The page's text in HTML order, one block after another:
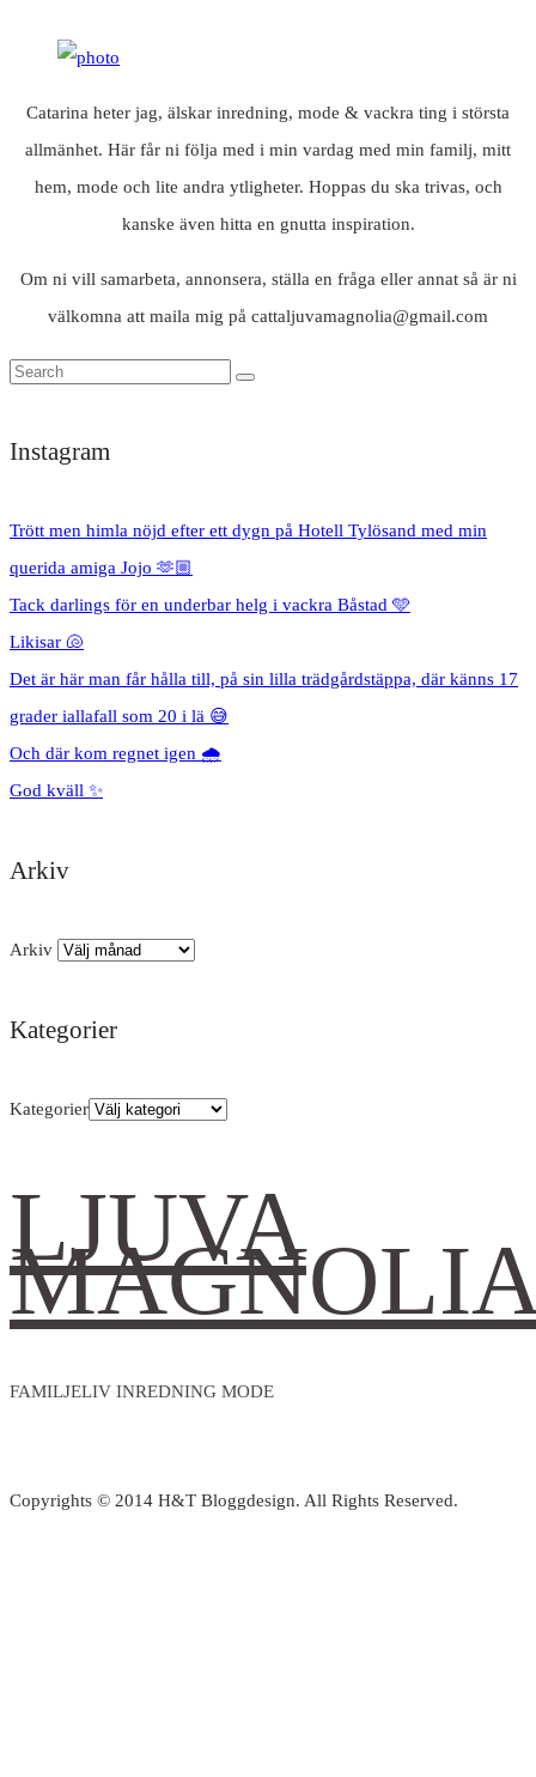
Catarina heter jag, älskar inredning, mode & vackra ting i största
allmänhet. Här får ni följa med i min vardag med min familj, mitt
hem, mode och lite andra ytligheter. Hoppas du ska trivas, och
kanske även hitta en gnutta inspiration.
Om ni vill samarbeta, annonsera, ställa en fråga eller annat så är ni
välkomna att maila mig på cattaljuvamagnolia@gmail.com
Instagram
Trött men himla nöjd efter ett dygn på Hotell Tylösand med min
querida amiga Jojo 🫶🏼
Tack darlings för en underbar helg i vackra Båstad 🩵
Likisar 🐚
Det är här man får hålla till, på sin lilla trädgårdstäppa, där känns 17
grader iallafall som 20 i lä 😅
Och där kom regnet igen 🌧️
God kväll ✨
Arkiv
Arkiv
Kategorier
Kategorier
LJUVA
FAMILJELIV INREDNING MODE
Copyrights © 2014 H&T Bloggdesign. All Rights Reserved.